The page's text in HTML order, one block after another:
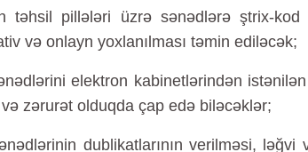
üzrə sənədlərə ştrix-kod
və onlayn yoxlanılması təmin ediləcək;
elektron kabinetlərindən istənilən
zərurət olduqda çap edə biləcəklər;
dublikatlarının verilməsi, ləğvi